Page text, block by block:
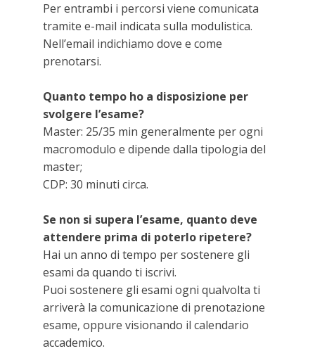
Per entrambi i percorsi viene comunicata
tramite e-mail indicata sulla modulistica.
Nell’email indichiamo dove e come
prenotarsi.
Quanto tempo ho a disposizione per
svolgere l’esame?
Master: 25/35 min generalmente per ogni
macromodulo e dipende dalla tipologia del
master;
CDP: 30 minuti circa.
Se non si supera l’esame, quanto deve
attendere prima di poterlo ripetere?
Hai un anno di tempo per sostenere gli
esami da quando ti iscrivi.
Puoi sostenere gli esami ogni qualvolta ti
arriverà la comunicazione di prenotazione
esame, oppure visionando il calendario
accademico.